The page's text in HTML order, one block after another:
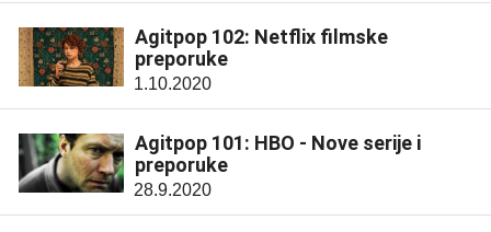
Agitpop 102: Netflix filmske
preporuke
1.10.2020
Agitpop 101: HBO - Nove serije i
preporuke
28.9.2020